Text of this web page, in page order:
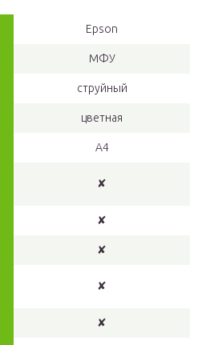
Epson
МФУ
струйный
цветная
A4
✘
✘
✘
✘
✘